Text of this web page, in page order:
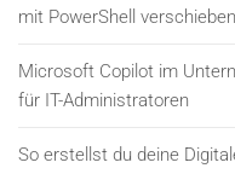
mit PowerShell verschieben
Microsoft Copilot im
für IT-Administratoren
So erstellst du deine